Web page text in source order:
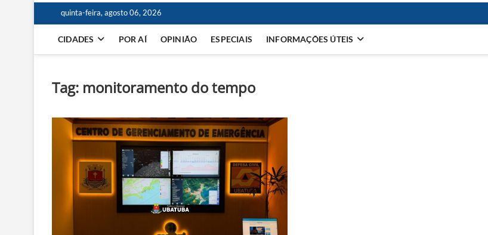
quinta-feira, agosto 06, 2026
CIDADES POR AÍ OPINIÃO ESPECIAIS INFORMAÇÕES ÚTEIS
Tag: monitoramento do tempo